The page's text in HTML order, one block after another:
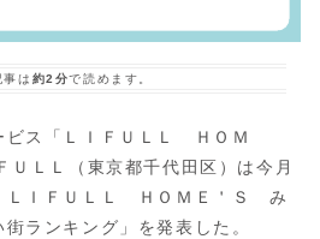
事は 約2分で読めます。
ス「ＬＩＦＵＬＬ ＨＯＭ
ＵＬＬ（東京都千代田区）は今月
ＬＩＦＵＬＬ ＨＯＭＥ＇Ｓ み
ランキング」を発表した。